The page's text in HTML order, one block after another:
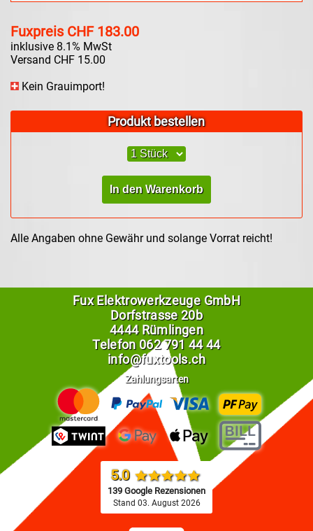
Fuxpreis CHF 183.00
inklusive 8.1% MwSt
Versand CHF 15.00
Kein Grauimport!
Produkt bestellen
Alle Angaben ohne Gewähr und solange Vorrat reicht!
Fux Elektrowerkzeuge GmbH
Dorfstrasse 20b
4444 Rümlingen
Telefon 062 791 44 44
info@fuxtools.ch
Zahlungsarten
5.0
139 Google Rezensionen
Stand 03. August 2026